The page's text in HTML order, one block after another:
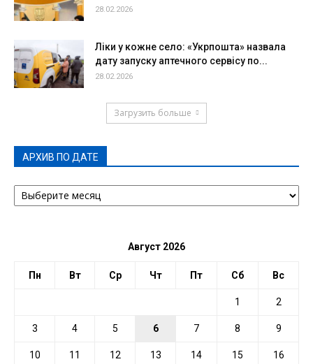
28.02.2026
Ліки у кожне село: «Укрпошта» назвала
дату запуску аптечного сервісу по...
28.02.2026
Загрузить больше
АРХИВ ПО ДАТЕ
АРХИВ
ПО
Август 2026
Пн Вт Ср Чт Пт Сб Вс
1 2
3 4 5 6 7 8 9
10 11 12 13 14 15 16